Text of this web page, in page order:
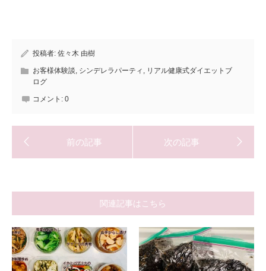
投稿者: 佐々木 由樹
お客様体験談, シンデレラパーティ , リアル健康式ダイエットブ
ログ
コメント: 0
関連記事はこちら